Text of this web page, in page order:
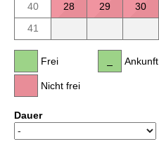
40
28 29
30
41
Frei
Nicht frei
Dauer